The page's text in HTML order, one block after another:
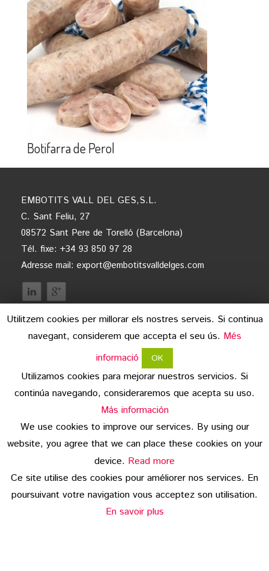
Botifarra de Perol
EMBOTITS VALL DEL GES,S.L.
C. Sant Feliu, 27
08572 Sant Pere de Torelló (Barcelona)
Tél. fixe: +34 93 850 97 28
Adresse mail: export@embotitsvalldelges.com
protection des données
© 2026 Embotits Vall del Ges S.L.
Utilitzem cookies per millorar els nostres serveis. Si continua
navegant, considerem que accepta el seu ús. Més
informació
OK
Utilizamos cookies para mejorar nuestros servicios. Si
continúa navegando, consideraremos que acepta su uso.
Más información
We use cookies to improve our services. By using our
website, you agree that we can place these cookies on your
device. Read more
Ce site utilise des cookies pour améliorer nos services. En
poursuivant votre navigation vous acceptez son utilisation.
En savoir plus